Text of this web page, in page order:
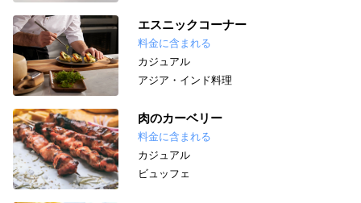
エスニックコーナー
料金に含まれる
カジュアル
アジア・インド料理
肉のカーベリー
料金に含まれる
カジュアル
ビュッフェ